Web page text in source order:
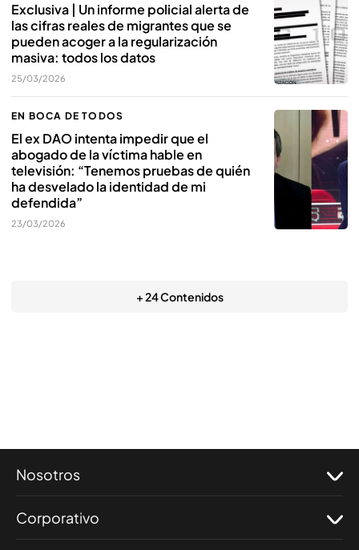
Exclusiva | Un informe policial alerta de
las cifras reales de migrantes que se
pueden acoger a la regularización
masiva: todos los datos
25/03/2026
EN BOCA DE TODOS
El ex DAO intenta impedir que el
abogado de la víctima hable en
televisión: “Tenemos pruebas de quién
ha desvelado la identidad de mi
defendida”
23/03/2026
+ 24 Contenidos
Nosotros
Corporativo